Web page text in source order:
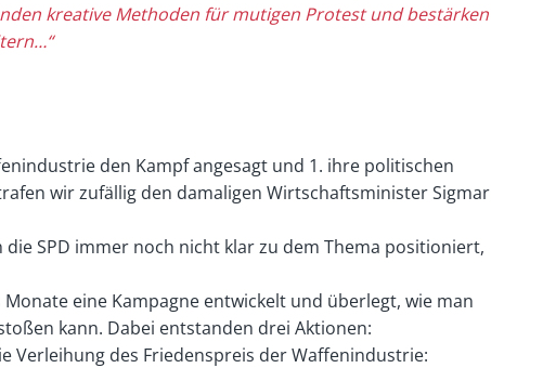
kreative Methoden für mutigen Protest und bestärken
den Kampf angesagt und 1. ihre politischen
wir zufällig den damaligen Wirtschaftsminister Sigmar
SPD immer noch nicht klar zu dem Thema positioniert,
eine Kampagne entwickelt und überlegt, wie man
kann. Dabei entstanden drei Aktionen:
Verleihung des Friedenspreis der Waffenindustrie: